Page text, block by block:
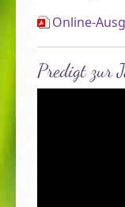
Online-
Predigt zur